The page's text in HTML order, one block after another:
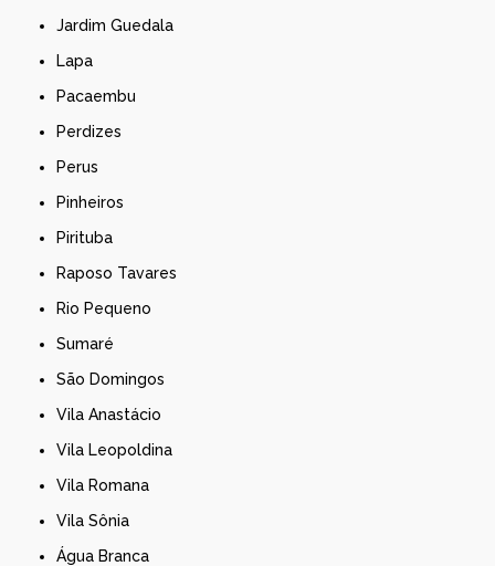
Jardim Guedala
Lapa
Pacaembu
Perdizes
Perus
Pinheiros
Pirituba
Raposo Tavares
Rio Pequeno
Sumaré
São Domingos
Vila Anastácio
Vila Leopoldina
Vila Romana
Vila Sônia
Água Branca